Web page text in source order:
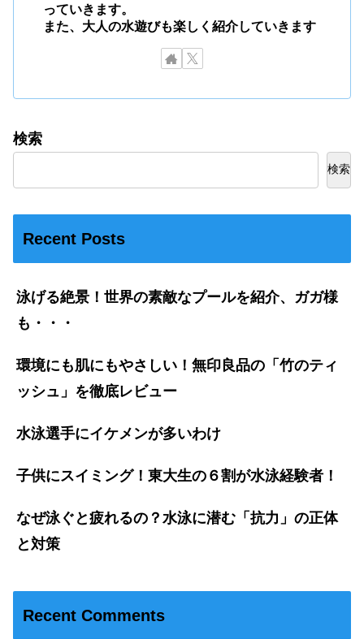
っていきます。
また、大人の水遊びも楽しく紹介していきます
検索
検索
Recent Posts
泳げる絶景！世界の素敵なプールを紹介、ガガ様
も・・・
環境にも肌にもやさしい！無印良品の「竹のティ
ッシュ」を徹底レビュー
水泳選手にイケメンが多いわけ
子供にスイミング！東大生の６割が水泳経験者！
なぜ泳ぐと疲れるの？水泳に潜む「抗力」の正体
と対策
Recent Comments